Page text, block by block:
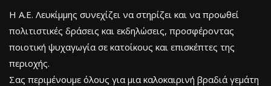
Η Α.Ε. Λευκίμμης συνεχίζει να στηρίζει και να προωθεί
πολιτιστικές δράσεις και εκδηλώσεις, προσφέροντας
ποιοτική ψυχαγωγία σε κατοίκους και επισκέπτες της
περιοχής.
Σας περιμένουμε όλους για μια καλοκαιρινή βραδιά γεμάτη